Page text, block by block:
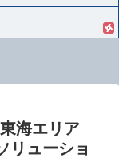
海エリア
リューショ